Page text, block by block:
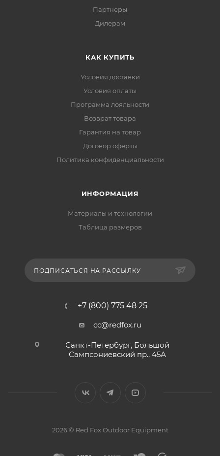
Партнеры
Дилерам
КАК КУПИТЬ
Условия доставки
Условия оплаты
Программа лояльности
Возврат товара
Гарантия на товар
Договор оферты
Политика конфиденциальности
ИНФОРМАЦИЯ
Материалы и технологии
Таблица размеров
ПОДПИСАТЬСЯ НА РАССЫЛКУ
+7 (800) 775 48 25
cc@redfox.ru
Санкт-Петербург, Большой
Сампсониевский пр., 45А
2026 © Red Fox Outdoor Equipment